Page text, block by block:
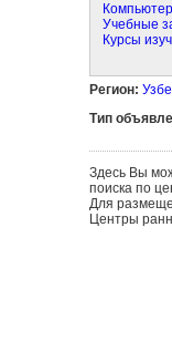
Учебные
Курсы
Регион:
Тип
Здесь Вы
поиска по
Для
Центры